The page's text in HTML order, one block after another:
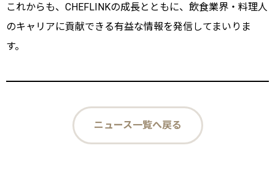
これからも、CHEFLINKの成長とともに、飲食業界・料理人
のキャリアに貢献できる有益な情報を発信してまいりま
す。
ニュース一覧へ戻る